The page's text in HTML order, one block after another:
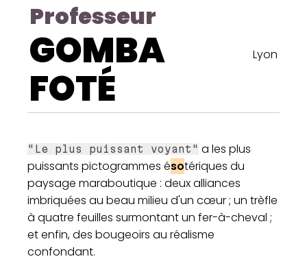
Professeur
GOMBA
FOTÉ
Lyon
"Le plus puissant voyant" a les plus
puissants pictogrammes ésotériques du
paysage maraboutique : deux alliances
imbriquées au beau milieu d'un cœur ; un trèfle
à quatre feuilles surmontant un fer-à-cheval ;
et enfin, des bougeoirs au réalisme
confondant.